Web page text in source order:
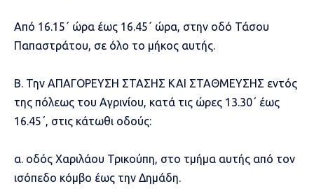
Από 16.15΄ ώρα έως 16.45΄ ώρα, στην οδό Τάσου
Παπαστράτου, σε όλο το μήκος αυτής.
Β. Την ΑΠΑΓΟΡΕΥΣΗ ΣΤΑΣΗΣ ΚΑΙ ΣΤΑΘΜΕΥΣΗΣ εντός
της πόλεως του Αγρινίου, κατά τις ώρες 13.30΄ έως
16.45΄, στις κάτωθι οδούς:
α. οδός Χαριλάου Τρικούπη, στο τμήμα αυτής από τον
ισόπεδο κόμβο έως την Δημάδη.